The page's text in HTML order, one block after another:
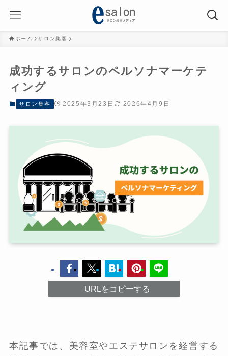
ホーム サロン集客
成功するサロンのペルソナマーケテ
ィング
サロン集客 2025年3月23日 2026年4月9日
URLをコピーする
本記事では、美容室やエステサロンを経営する